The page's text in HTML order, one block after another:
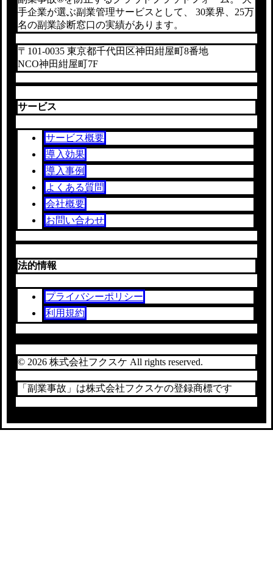
手企業が選ぶ副業管理サービスとして、 30業界、25万
名の副業診断窓口の実績があります。
〒101-0035 東京都千代田区神田紺屋町8番地
NCO神田紺屋町7F
サービス
サービス概要
導入効果
導入事例
よくある質問
会社概要
お問い合わせ
法的情報
プライバシーポリシー
利用規約
© 2026 株式会社フクスケ All rights reserved.
「副業事故」は株式会社フクスケの登録商標です